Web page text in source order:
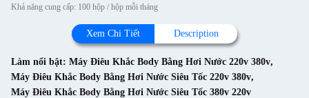
Khả năng cung cấp: 100 hộp / hộp mỗi tháng
Xem Chi Tiết Description
Làm nổi bật: Máy Điêu Khắc Body Bằng Hơi Nước 220v 380v,
Máy Điêu Khắc Body Bằng Hơi Nước Siêu Tốc 220v 380v,
Máy Điêu Khắc Body Bằng Hơi Nước Siêu Tốc 380v 220v